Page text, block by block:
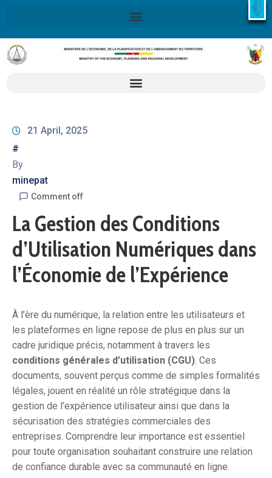
X
Retrouvez ici la Stratégie Nationale de Développement 2020-
2030SND30
En savoir plus
21 April, 2025
#
By
minepat
Comment off
La Gestion des Conditions
d’Utilisation Numériques dans
l’Économie de l’Expérience
À l’ère du numérique, la relation entre les utilisateurs et
les plateformes en ligne repose de plus en plus sur un
cadre juridique précis, notamment à travers les
conditions générales d’utilisation (CGU) . Ces
documents, souvent perçus comme de simples formalités
légales, jouent en réalité un rôle stratégique dans la
gestion de l’expérience utilisateur ainsi que dans la
sécurisation des stratégies commerciales des
entreprises. Comprendre leur importance est essentiel
pour toute organisation souhaitant construire une relation
de confiance durable avec sa communauté en ligne.